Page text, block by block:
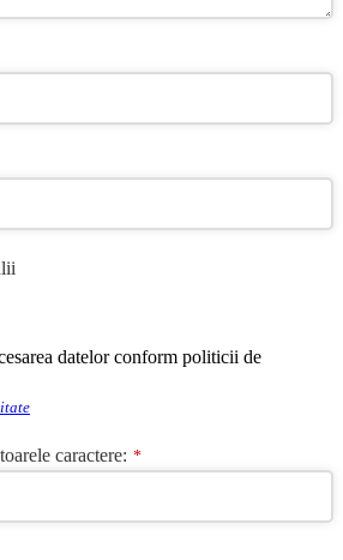
datelor conform politicii de
caractere: *